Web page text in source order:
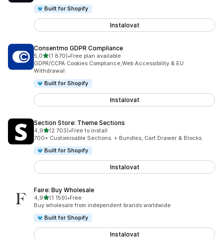
Built for Shopify
Instalovat
Consentmo GDPR Compliance
5,0z 5 hvězd
(1 870)
Celkový počet recenzí: 1870
•Free plan available
GDPR/CCPA Cookies Compliance,Web Accessibility & EU
Withdrawal
Built for Shopify
Instalovat
Section Store: Theme Sections
4,9z 5 hvězd
(2 703)
Celkový počet recenzí: 2703
•Free to install
700+ Customisable Sections. + Bundles, Cart Drawer & Blocks
Built for Shopify
Instalovat
Faire: Buy Wholesale
4,9z 5 hvězd
(1 159)
Celkový počet recenzí: 1159
•Free
Buy wholesale from independent brands worldwide
Built for Shopify
Instalovat